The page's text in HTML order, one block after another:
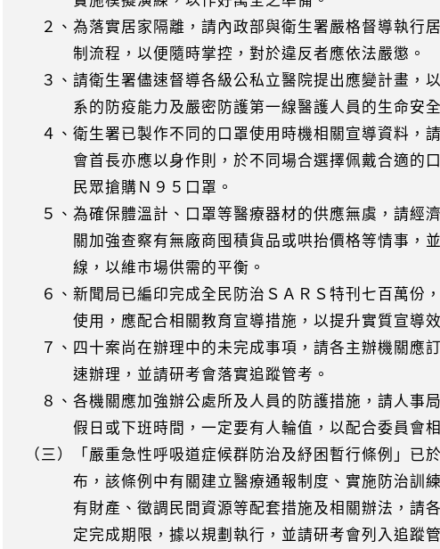
２、為落實居家隔離，請內政部與衛生署嚴格督導執行
制流程，以便隨時掌控，對於違反者應依法嚴懲。
３、請衛生署儘速督導各級公私立醫院提出應變計畫，
系的防疫能力及嚴密防護第一線醫護人員的生命安全
４、衛生署已製作不同的口罩使用時機相關宣導資料，
會首長亦應以身作則，於不同場合選擇佩戴合適的口
民眾搶購Ｎ９５口罩。
５、為確保體溫計、口罩等醫療器材的供應無虞，請經
關加強查察有無廠商囤積貨品或哄抬價格等情事，並
線，以維市場供需的平衡。
６、新聞局已編印完成全民防治ＳＡＲＳ特刊七百萬份
使用，應配合相關教育宣導措施，以提升實質宣導效
７、四十案尚在辦理中的未完成事項，請各主辦機關應
速辦理，並請研考會落實追蹤管考。
８、各機關應加強辦公處所及人員的防護措施，請人事
假日或下班時間，一定要有人輪值，以配合委員會相
（三）「嚴重急性呼吸道症候群防治及紓困暫行條例」已
布，該條例中有關建立醫療通報制度、實施防治訓練
有財產、徵調民間資源等配套措施及相關辦法，請各
定完成期限，據以規劃執行，並請研考會列入追蹤管